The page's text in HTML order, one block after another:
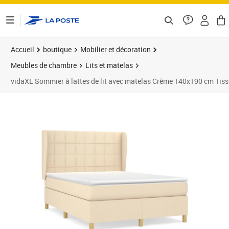
Accueil boutique
Mobilier et décoration
Meubles de chambre
Lits et matelas
vidaXL Sommier à lattes de lit avec matelas Crème 140x190 cm